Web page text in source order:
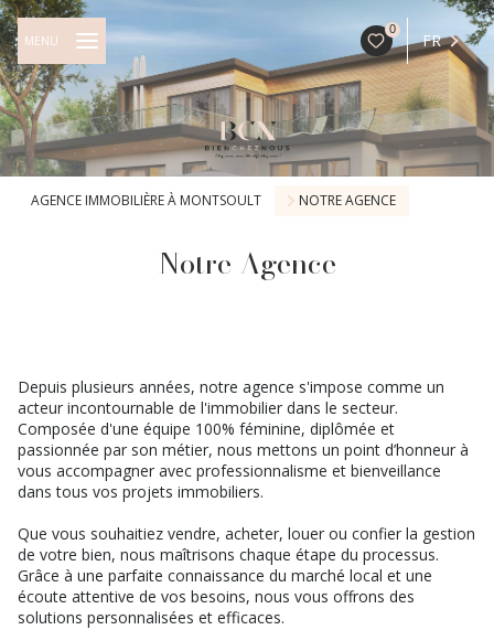
0
FR
MENU
AGENCE IMMOBILIÈRE À MONTSOULT NOTRE AGENCE
Notre Agence
Depuis plusieurs années, notre agence s'impose comme un
acteur incontournable de l'immobilier dans le secteur.
Composée d'une équipe 100% féminine, diplômée et
passionnée par son métier, nous mettons un point d’honneur à
vous accompagner avec professionnalisme et bienveillance
dans tous vos projets immobiliers.
Que vous souhaitiez vendre, acheter, louer ou confier la gestion
de votre bien, nous maîtrisons chaque étape du processus.
Grâce à une parfaite connaissance du marché local et une
écoute attentive de vos besoins, nous vous offrons des
solutions personnalisées et efficaces.